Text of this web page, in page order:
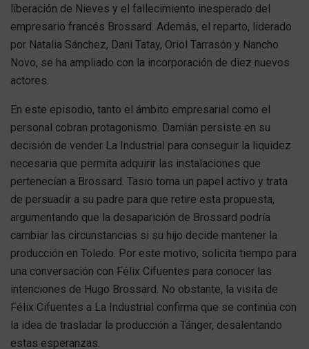
liberación de Nieves y el fallecimiento inesperado del
empresario francés Brossard. Además, el reparto, liderado
por Natalia Sánchez, Dani Tatay, Oriol Tarrasón y Nancho
Novo, se ha ampliado con la incorporación de diez nuevos
actores.
En este episodio, tanto el ámbito empresarial como el
personal cobran protagonismo. Damián persiste en su
decisión de vender La Industrial para conseguir la liquidez
necesaria que permita adquirir las instalaciones que
pertenecían a Brossard. Tasio toma un papel activo y trata
de persuadir a su padre para que retire esta propuesta,
argumentando que la desaparición de Brossard podría
cambiar las circunstancias si su hijo decide mantener la
producción en Toledo. Por este motivo, solicita tiempo para
una conversación con Félix Cifuentes para conocer las
intenciones de Hugo Brossard. No obstante, la visita de
Félix Cifuentes a La Industrial confirma que se continúa con
la idea de trasladar la producción a Tánger, desalentando
estas esperanzas.